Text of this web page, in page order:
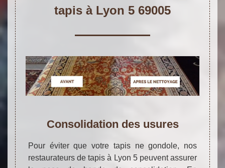
tapis à Lyon 5 69005
Consolidation des usures
Pour éviter que votre tapis ne gondole, nos
restaurateurs de tapis à Lyon 5 peuvent assurer